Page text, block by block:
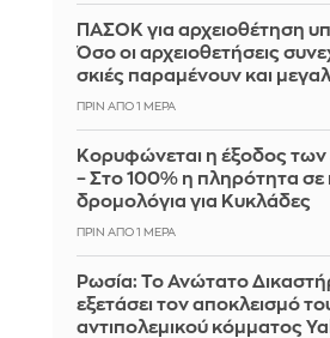
ΠΑΣΟΚ για αρχειοθέτηση
Όσο οι αρχειοθετήσεις
σκιές παραμένουν και
ΠΡΙΝ ΑΠΌ 1 ΜΈΡΑ
Κορυφώνεται η έξοδος
– Στο 100% η πληρότητα σε
δρομολόγια για Κυκλάδες
ΠΡΙΝ ΑΠΌ 1 ΜΈΡΑ
Ρωσία: Το Ανώτατο
εξετάσει τον αποκλεισμό
αντιπολεμικού κόμματος